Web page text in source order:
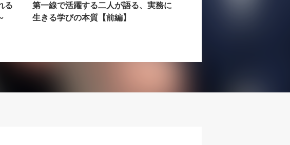
る
第一線で活躍する二人が語る、実務に
生きる学びの本質【前編】